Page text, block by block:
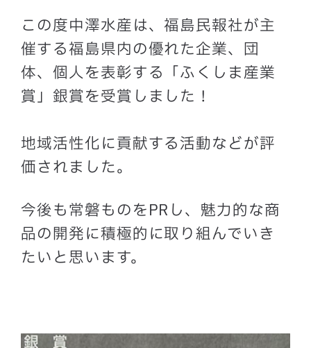
この度中澤水産は、福島民報社が主
催する福島県内の優れた企業、団
体、個人を表彰する「ふくしま産業
賞」銀賞を受賞しました！
地域活性化に貢献する活動などが評
価されました。
今後も常磐ものをPRし、魅力的な商
品の開発に積極的に取り組んでいき
たいと思います。